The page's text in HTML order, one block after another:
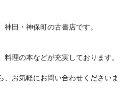
田・神保町の古書店です。
理の本などが充実しております。
、お気軽にお問い合わせくださいま